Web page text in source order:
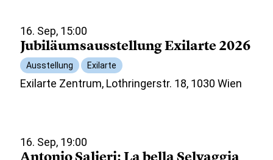
16. Sep, 15:00
Jubiläumsausstellung Exilarte 2026
Ausstellung Exilarte
Exilarte Zentrum, Lothringerstr. 18, 1030 Wien
16. Sep, 19:00